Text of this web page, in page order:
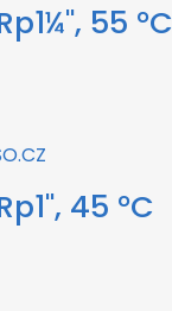
55 °C
45 °C